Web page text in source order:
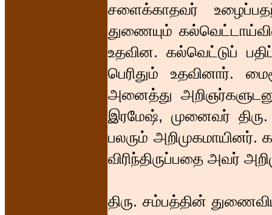
சளைக்காதவர்
துணையும்
உதவின. கல்வெட்டுப்
பெரிதும் உதவினார்.
அனைத்து
இரமேஷ், முனைவர் திரு.
பலரும் அறிமுகமாயினர்.
விரிந்திருப்பதை அவர்
திரு. சம்பத்தின்